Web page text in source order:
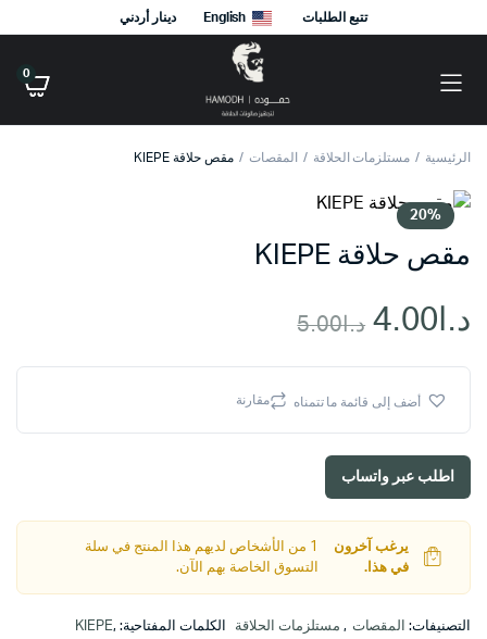
تتبع الطلبات English دينار أردني
0
الرئيسية مستلزمات الحلاقة المقصات مقص حلاقة KIEPE
20%
مقص حلاقة KIEPE
د.ا5.00
السعر
الأصلي
د.ا5.00.
د.ا4.00
السعر
الحالي
د.ا4.00.
أضف إلى قائمة ما تتمناه مقارنة
اطلب عبر واتساب
يرغب آخرون
في هذا.
1 من الأشخاص لديهم هذا المنتج في سلة
التسوق الخاصة بهم الآن.
التصنيفات: المقصات , مستلزمات الحلاقة الكلمات المفتاحية: KIEPE,